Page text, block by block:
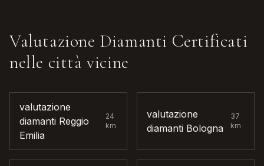
Valutazione Diamanti Certificati
nelle città vicine
valutazione
diamanti Reggio
Emilia
24
km
valutazione
diamanti Bologna
37
km